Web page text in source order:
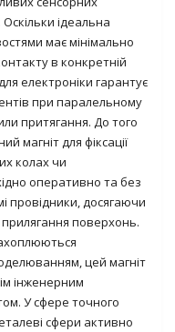
ідеальна
має мінімально
в конкретній
електроніки гарантує
при паралельному
притягання. До того
магніт для фіксації
колах чи
оперативно та без
провідники, досягаючи
поверхонь.
цей магніт
інженерним
У сфере точного
сфери активно